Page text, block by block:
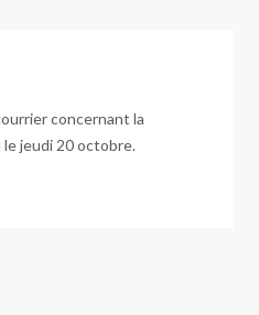
concernant la
le jeudi 20 octobre.